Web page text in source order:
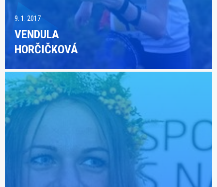
9. 1. 2017
VENDULA
HORČIČKOVÁ